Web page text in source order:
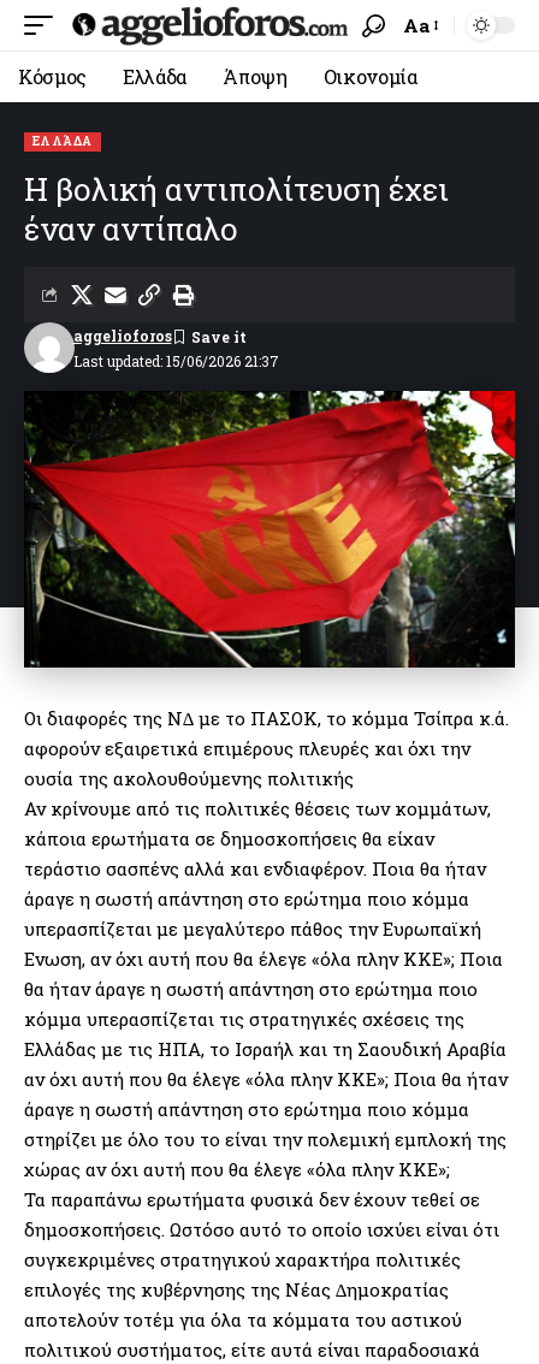
Aa
Κόσμος Ελλάδα Άποψη Οικονομία
ΕΛΛΆΔΑ
Η βολική αντιπολίτευση έχει
έναν αντίπαλο
Last updated: 15/06/2026 21:37
aggelioforos
Οι διαφορές της Ν∆ µε το ΠΑΣΟΚ, το κόµµα Τσίπρα κ.ά.
αφορούν εξαιρετικά επιµέρους πλευρές και όχι την
ουσία της ακολουθούµενης πολιτικής
Αν κρίνουµε από τις πολιτικές θέσεις των κοµµάτων,
κάποια ερωτήµατα σε δηµοσκοπήσεις θα είχαν
τεράστιο σασπένς αλλά και ενδιαφέρον. Ποια θα ήταν
άραγε η σωστή απάντηση στο ερώτηµα ποιο κόµµα
υπερασπίζεται µε µεγαλύτερο πάθος την Ευρωπαϊκή
Ενωση, αν όχι αυτή που θα έλεγε «όλα πλην ΚΚΕ»; Ποια
θα ήταν άραγε η σωστή απάντηση στο ερώτηµα ποιο
κόµµα υπερασπίζεται τις στρατηγικές σχέσεις της
Ελλάδας µε τις ΗΠΑ, το Ισραήλ και τη Σαουδική Αραβία
αν όχι αυτή που θα έλεγε «όλα πλην ΚΚΕ»; Ποια θα ήταν
άραγε η σωστή απάντηση στο ερώτηµα ποιο κόµµα
στηρίζει µε όλο του το είναι την πολεµική εµπλοκή της
χώρας αν όχι αυτή που θα έλεγε «όλα πλην ΚΚΕ»;
Τα παραπάνω ερωτήµατα φυσικά δεν έχουν τεθεί σε
δηµοσκοπήσεις. Ωστόσο αυτό το οποίο ισχύει είναι ότι
συγκεκριµένες στρατηγικού χαρακτήρα πολιτικές
επιλογές της κυβέρνησης της Νέας ∆ηµοκρατίας
αποτελούν τοτέµ για όλα τα κόµµατα του αστικού
πολιτικού συστήµατος, είτε αυτά είναι παραδοσιακά